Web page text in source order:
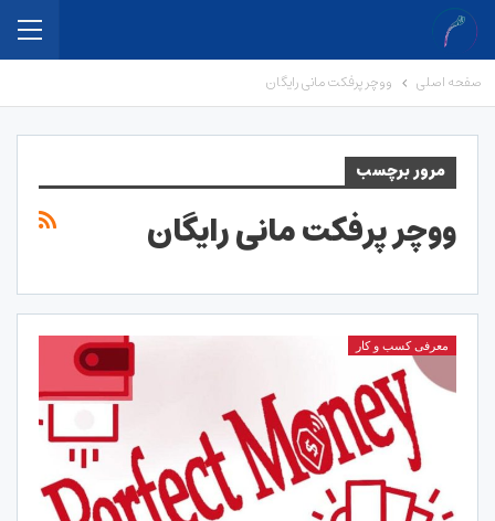
صفحه اصلی ووچر پرفکت مانی رایگان
مرور برچسب
ووچر پرفکت مانی رایگان
معرفی کسب و کار